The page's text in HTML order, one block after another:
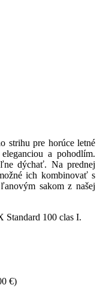
strihu pre horúce letné
a pohodlím.
dýchať. Na prednej
ich kombinovať s
sakom z našej
100 clas I.
€)